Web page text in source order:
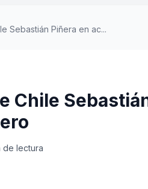
Sebastián Piñera en ac...
Chile
de lectura